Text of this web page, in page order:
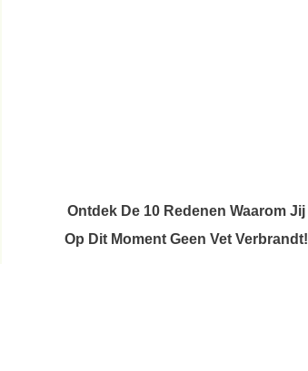
Ontdek De 10 Redenen Waarom Jij
Op Dit Moment Geen Vet Verbrandt!